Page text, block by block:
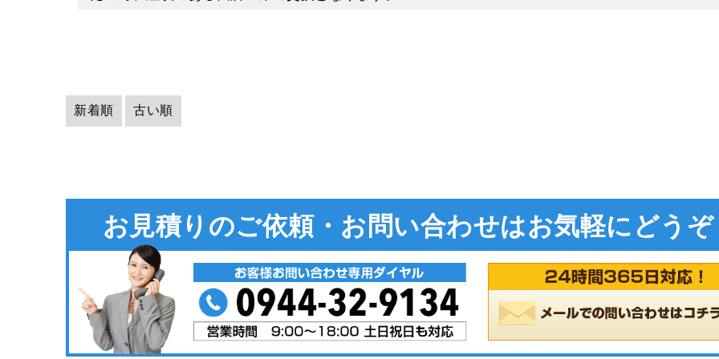
場合そこから内部へ浸透して雨漏りに発展することも少なくありません。そのため屋根の劣化を見つ
いのでおすすめです。
新着順 古い順
お見積りのご依頼・お問い合わせはお気軽にどうぞ